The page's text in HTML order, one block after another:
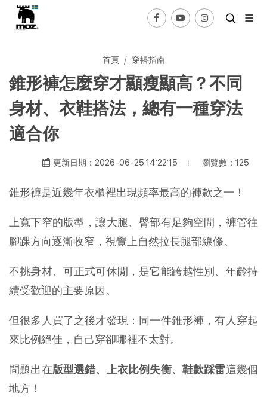
首頁 穿搭指南
錐形褲怎麼穿才顯瘦顯高？不同
身材、衣鞋搭法，總有一種穿法
適合你
更新日期：2026-06-25 14:22:15 瀏覽數：125
錐形褲是近幾年衣櫃裡出現頻率最高的褲款之一！
上寬下窄的版型，讓大腿、臀部有足夠空間，褲管往
腳踝方向逐漸收窄，視覺上自然拉長腿部線條。
不挑身材、可正式可休閒，是它能跨越性別、年齡持
續受歡迎的主要原因。
但很多人買了之後才發現：同一件錐形褲，有人穿起
來比例絕佳，自己穿卻哪裡不太對。
問題出在版型選錯、上衣比例失衡、鞋款踩雷這幾個
地方！